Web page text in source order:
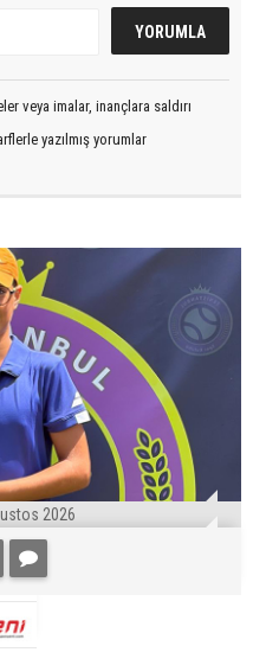
veya imalar, inançlara saldırı
yazılmış yorumlar
2026